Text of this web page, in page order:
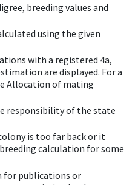
breeding values and
using the given
with a registered 4a,
are displayed. For a
Allocation of mating
responsibility of the state
is too far back or it
calculation for some
for publications or